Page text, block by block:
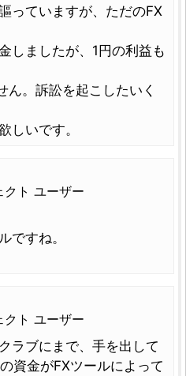
っていますが、ただのFX
しましたが、1円の利益も
。訴訟を起こしたいく
しいです。
クト ユーザー
ですね。
クト ユーザー
ラブにまで、手を出して
資金がFXツールによって